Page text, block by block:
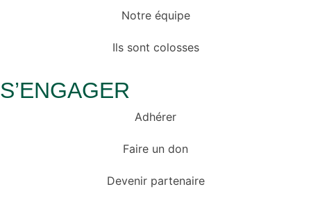
Notre équipe
Ils sont colosses
S’ENGAGER
Adhérer
Faire un don
Devenir partenaire